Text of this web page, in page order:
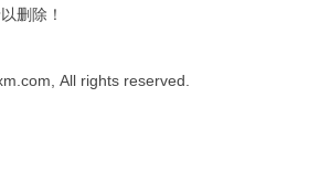
删除！
All rights reserved.